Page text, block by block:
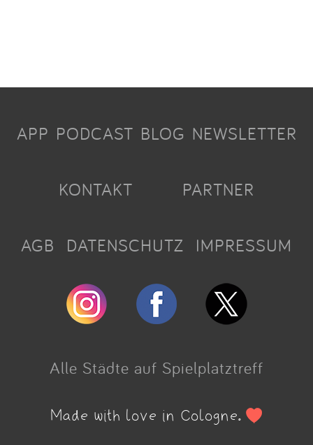
APP PODCAST BLOG NEWSLETTER
KONTAKT PARTNER
AGB DATENSCHUTZ IMPRESSUM
Alle Städte auf Spielplatztreff
Made with love in Cologne.